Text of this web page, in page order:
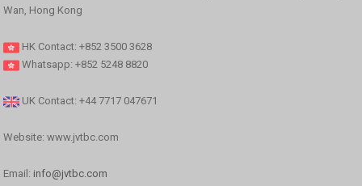
Wan, Hong Kong
HK Contact: +852 3500 3628
Whatsapp: +852 5248 8820
UK Contact: +44 7717 047671
Website: www.jvtbc.com
Email: info@jvtbc.com